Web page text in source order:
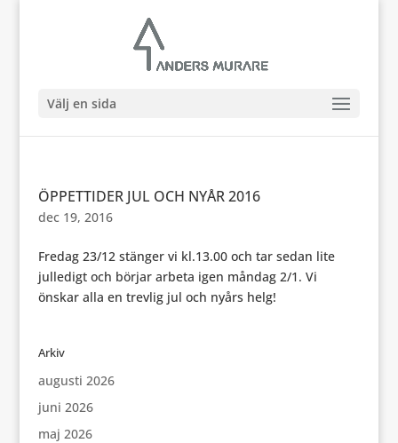
Välj en sida
ÖPPETTIDER JUL OCH NYÅR 2016
dec 19, 2016
Fredag 23/12 stänger vi kl.13.00 och tar sedan lite
julledigt och börjar arbeta igen måndag 2/1. Vi
önskar alla en trevlig jul och nyårs helg!
Arkiv
augusti 2026
juni 2026
maj 2026